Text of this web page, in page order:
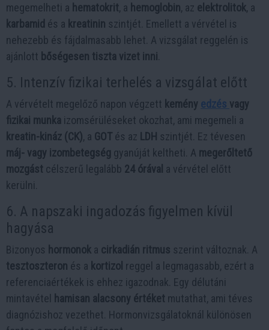
megemelheti a hematokrit, a hemoglobin, az elektrolitok, a
karbamid és a kreatinin szintjét. Emellett a vérvétel is
nehezebb és fájdalmasabb lehet. A vizsgálat reggelén is
ajánlott bőségesen tiszta vizet inni
5. Intenzív fizikai terhelés a vizsgálat előtt
A vérvételt megelőző napon végzett kemény edzés vagy
fizikai munka izomsérüléseket okozhat, ami megemeli a
kreatin-kináz (CK), a GOT és az LDH szintjét. Ez tévesen
máj- vagy izombetegség gyanúját keltheti. A megerőltető
mozgást célszerű legalább 24 órával a vérvétel előtt
kerülni.
6. A napszaki ingadozás figyelmen kívül
hagyása
Bizonyos hormonok a cirkadián ritmus szerint változnak. A
tesztoszteron és a kortizol reggel a legmagasabb, ezért a
referenciaértékek is ehhez igazodnak. Egy délutáni
mintavétel
hamisan alacsony értéket mutathat, ami téves
diagnózishoz vezethet. Hormonvizsgálatoknál különösen